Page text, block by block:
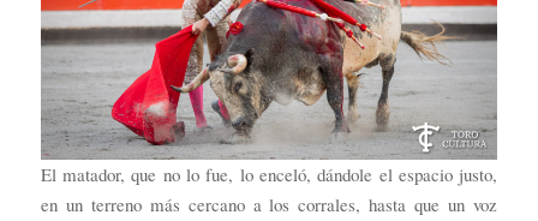
El matador, que no lo fue, lo enceló, dándole el espacio justo,
en un terreno más cercano a los corrales, hasta que un voz